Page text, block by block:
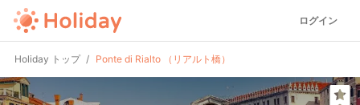
ログイン
Holiday トップ Ponte di Rialto （リアルト橋）